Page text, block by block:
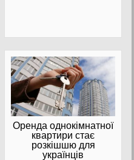
Оренда однокімнатної
квартири стає
розкішшю для
українців